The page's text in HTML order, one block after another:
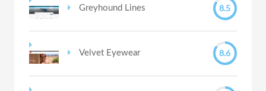
Greyhound Lines 8.5
Velvet Eyewear 8.6